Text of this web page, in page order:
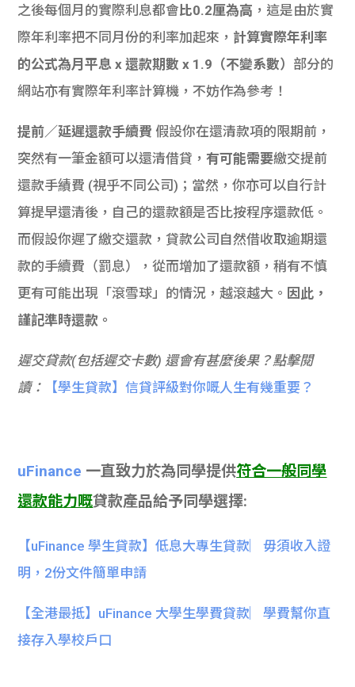
之後每個月的實際利息都會比0.2厘為高 ，這是由於實
際年利率把不同月份的利率加起來， 計算實際年利率
的公式為月平息 x 還款期數 x 1.9（不變系數） 部分的
網站亦有實際年利率計算機，不妨作為參考！
提前／延遲還款手續費 假設你在還清款項的限期前，
突然有一筆金額可以還清借貸，有可能需要繳交提前
還款手績費 (視乎不同公司)；當然，你亦可以自行計
算提早還清後，自己的還款額是否比按程序還款低。
而假設你遲了繳交還款，貸款公司自然借收取逾期還
款的手續費（罰息），從而增加了還款額，稍有不慎
更有可能出現「滾雪球」的情況，越滾越大。 因此，
謹記準時還款。
遲交貸款(包括遲交卡數) 還會有甚麼後果？點擊閱
讀：
【學生貸款】信貸評級對你嘅人生有幾重要？
uFinance 一直致力於為同學提供符合一般同學
還款能力嘅貸款產品給予同學選擇:
【uFinance 學生貸款】低息大專生貸款︳毋須收入證
明，2份文件簡單申請
【全港最抵】uFinance 大學生學費貸款︳學費幫你直
接存入學校戶口